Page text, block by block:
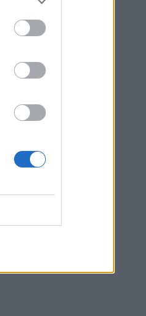
ΥΓΕΊΑ
πρωτοβάθμια